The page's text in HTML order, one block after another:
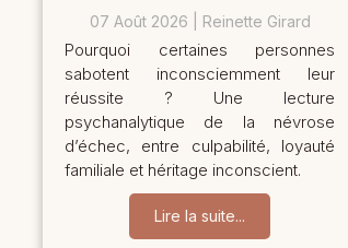
07 Août 2026 Reinette Girard
Pourquoi certaines personnes
sabotent inconsciemment leur
réussite ? Une lecture
psychanalytique de la névrose
d’échec, entre culpabilité, loyauté
familiale et héritage inconscient.
Lire la suite...